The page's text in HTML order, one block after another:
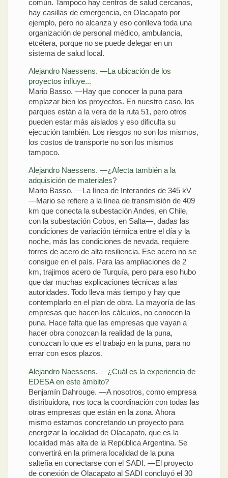
común. Tampoco hay centros de salud cercanos,
hay casillas de emergencia, en Olacapato por
ejemplo, pero no alcanza y eso conlleva toda una
organización de personal médico, ambulancia,
etcétera, porque no se puede delegar en un
sistema de salud local.
Alejandro Naessens. —La ubicación de los
proyectos influye...
Mario Basso. —Hay que conocer la puna para
emplazar bien los proyectos. En nuestro caso, los
parques están a la vera de la ruta 51, pero otros
pueden estar más aislados y eso dificulta su
ejecución también. Los riesgos no son los mismos,
los costos de transporte no son los mismos
tampoco.
Alejandro Naessens. —¿Afecta también a la
adquisición de materiales?
Mario Basso. —La línea de Interandes de 345 kV
—Mario se refiere a la línea de transmisión de 409
km que conecta la subestación Andes, en Chile,
con la subestación Cobos, en Salta—, dadas las
condiciones de variación térmica entre el día y la
noche, más las condiciones de nevada, requiere
torres de acero de alta resiliencia. Ese acero no se
consigue en el país. Para las ampliaciones de 2
km, trajimos acero de Turquía, pero para eso hubo
que dar muchas explicaciones técnicas a las
autoridades. Todo lleva más tiempo y hay que
contemplarlo en el plan de obra. La mayoría de las
empresas que hacen los cálculos, no conocen la
puna. Hace falta que las empresas que vayan a
hacer obra conozcan la realidad de la puna,
conozcan lo que es el trabajo en la puna, para no
errar con esos plazos.
Alejandro Naessens. —¿Cuál es la experiencia de
EDESA en este ámbito?
Benjamín Dahrouge. —A nosotros, como empresa
distribuidora, nos toca la coordinación con todas las
otras empresas que están en la zona. Ahora
mismo estamos concretando un proyecto para
energizar la localidad de Olacapato, que es la
localidad más alta de la República Argentina. Se
convertirá en la primera localidad de la puna
salteña en conectarse con el SADI. —El proyecto
de conexión de Olacapato al SADI concluyó el 30